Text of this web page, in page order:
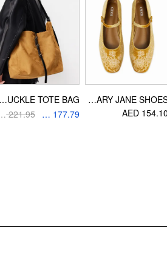
معلومات التصميم
المناسبة: العطلة
نوع الأقراط: أقراط الخيط
ROUND TOE EMBROIDERED MARY JANE SHOES
AED
FAUX SUEDE BUCKLE TOTE BAG
AED 177.79